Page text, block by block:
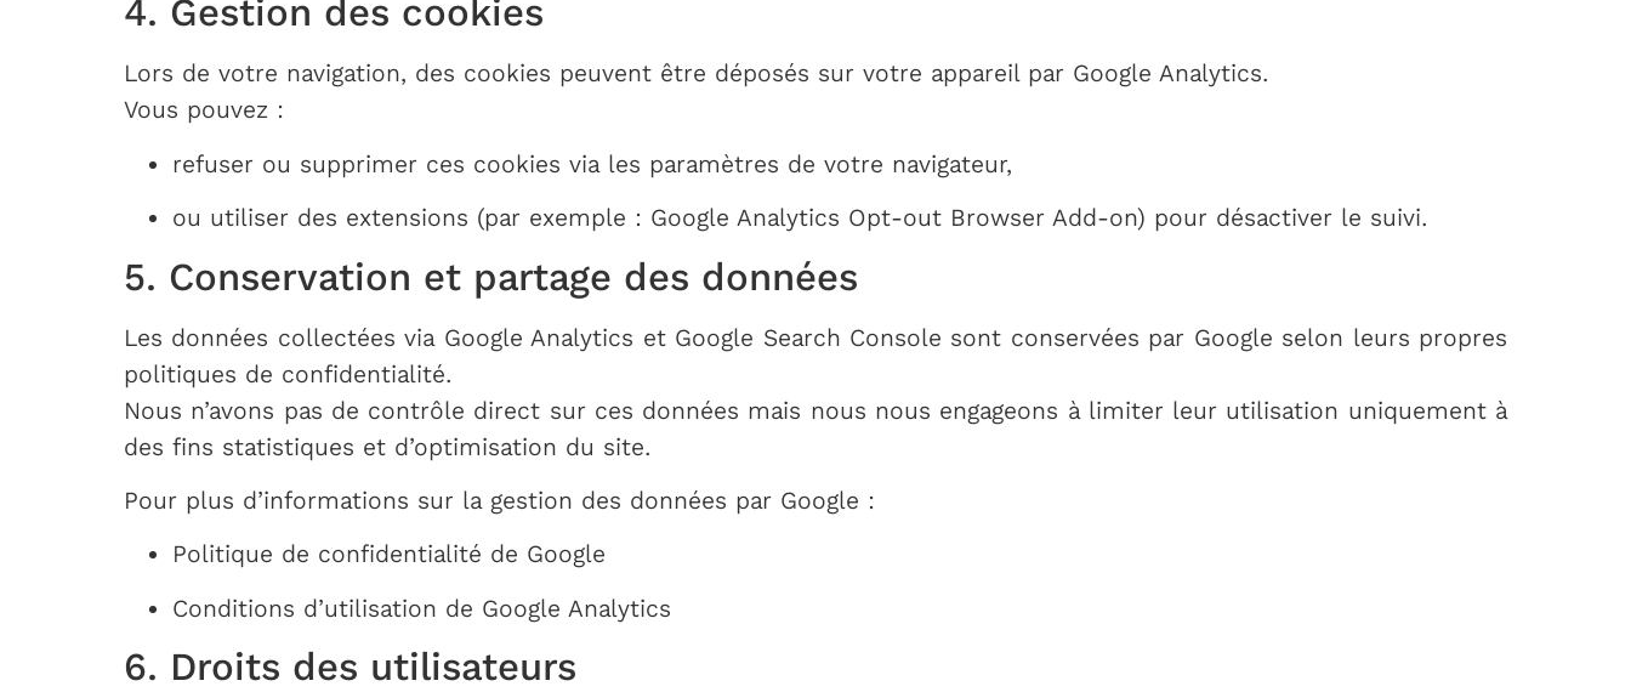
4. Gestion des cookies
Lors de votre navigation, des cookies peuvent être déposés sur votre appareil par Google Analytics.
Vous pouvez :
refuser ou supprimer ces cookies via les paramètres de votre navigateur,
ou utiliser des extensions (par exemple : Google Analytics Opt-out Browser Add-on) pour désactiver le suivi.
5. Conservation et partage des données
Les données collectées via Google Analytics et Google Search Console sont conservées par Google selon leurs propres
politiques de confidentialité.
Nous n’avons pas de contrôle direct sur ces données mais nous nous engageons à limiter leur utilisation uniquement à
des fins statistiques et d’optimisation du site.
Pour plus d’informations sur la gestion des données par Google :
Politique de confidentialité de Google
Conditions d’utilisation de Google Analytics
6. Droits des utilisateurs